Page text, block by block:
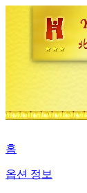
홈
옵션 정보